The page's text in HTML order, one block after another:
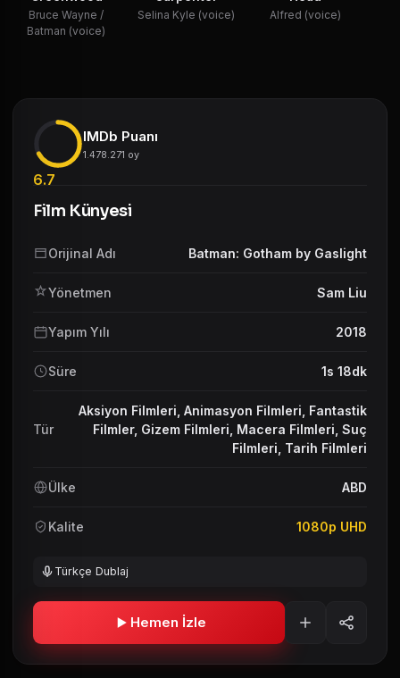
Bruce Wayne /
Batman (voice)
Selina Kyle (voice) Alfred (voice)
6.7
IMDb Puanı
1.478.271 oy
Film Künyesi
Orijinal Adı Batman: Gotham by Gaslight
Yönetmen Sam Liu
Yapım Yılı 2018
Süre 1s 18dk
Tür
Aksiyon Filmleri, Animasyon Filmleri, Fantastik
Filmler, Gizem Filmleri, Macera Filmleri, Suç
Filmleri, Tarih Filmleri
Ülke ABD
Kalite 1080p UHD
Türkçe Dublaj
Hemen İzle